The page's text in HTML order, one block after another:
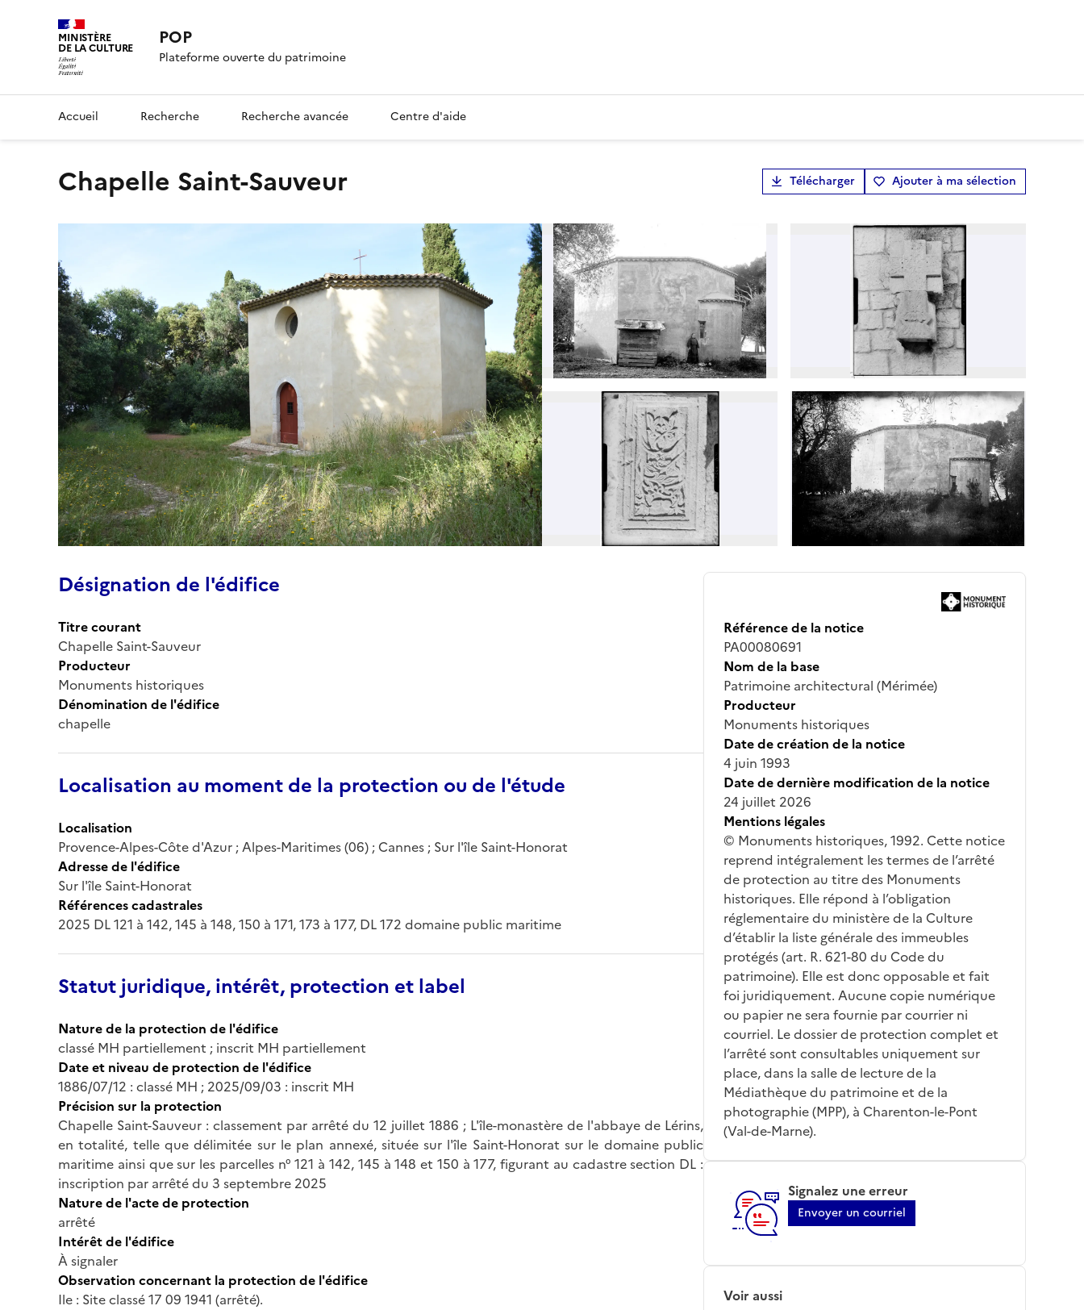
MINISTÈRE
DE LA CULTURE POP
Plateforme ouverte du patrimoine
Accueil Recherche Recherche avancée Centre d'aide
Chapelle Saint-Sauveur Télécharger Ajouter à ma sélection
Désignation de l'édifice
Titre courant
Chapelle Saint-Sauveur
Producteur
Monuments historiques
Dénomination de l'édifice
chapelle
Localisation au moment de la protection ou de l'étude
Localisation
Provence-Alpes-Côte d'Azur ; Alpes-Maritimes (06) ; Cannes ; Sur l'île Saint-Honorat
Adresse de l'édifice
Sur l'île Saint-Honorat
Références cadastrales
2025 DL 121 à 142, 145 à 148, 150 à 171, 173 à 177, DL 172 domaine public maritime
Statut juridique, intérêt, protection et label
Nature de la protection de l'édifice
classé MH partiellement ; inscrit MH partiellement
Date et niveau de protection de l'édifice
1886/07/12 : classé MH ; 2025/09/03 : inscrit MH
Précision sur la protection
Chapelle Saint-Sauveur : classement par arrêté du 12 juillet 1886 ; L'île-monastère de l'abbaye de Lérins,
en totalité, telle que délimitée sur le plan annexé, située sur l'île Saint-Honorat sur le domaine public
maritime ainsi que sur les parcelles n° 121 à 142, 145 à 148 et 150 à 177, figurant au cadastre section DL :
inscription par arrêté du 3 septembre 2025
Nature de l'acte de protection
arrêté
Intérêt de l'édifice
À signaler
Observation concernant la protection de l'édifice
Ile : Site classé 17 09 1941 (arrêté).
Référence de la notice
PA00080691
Nom de la base
Patrimoine architectural (Mérimée)
Producteur
Monuments historiques
Date de création de la notice
4 juin 1993
Date de dernière modification de la notice
24 juillet 2026
Mentions légales
© Monuments historiques, 1992. Cette notice
reprend intégralement les termes de l’arrêté
de protection au titre des Monuments
historiques. Elle répond à l’obligation
réglementaire du ministère de la Culture
d’établir la liste générale des immeubles
protégés (art. R. 621-80 du Code du
patrimoine). Elle est donc opposable et fait
foi juridiquement. Aucune copie numérique
ou papier ne sera fournie par courrier ni
courriel. Le dossier de protection complet et
l’arrêté sont consultables uniquement sur
place, dans la salle de lecture de la
Médiathèque du patrimoine et de la
photographie (MPP), à Charenton-le-Pont
(Val-de-Marne).
Signalez une erreur
Envoyer un courriel
Voir aussi